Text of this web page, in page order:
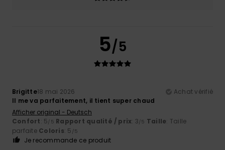
5/5
Brigitte18 mai 2026
Achat vérifié
Il me va parfaitement, il tient super chaud
Afficher original - Deutsch
Confort: 5/5 Rapport qualité / prix: 3/5 Taille: Taille
parfaite Coloris: 5 /5
Je recommande ce produit